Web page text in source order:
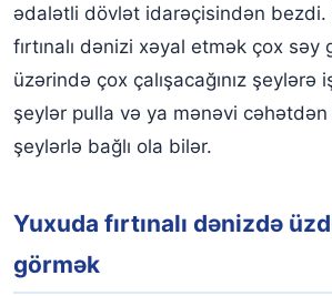
ədalətli dövlət idarəçisindən bezdi.
fırtınalı dənizi xəyal etmək çox səy
üzərində çox çalışacağınız şeylərə
şeylər pulla və ya mənəvi
şeylərlə bağlı ola bilər.
Yuxuda fırtınalı dənizdə
görmək